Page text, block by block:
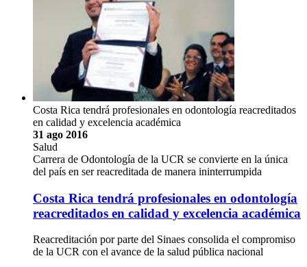
Costa Rica tendrá profesionales en odontología reacreditados
en calidad y excelencia académica
31 ago 2016
Salud
Carrera de Odontología de la UCR se convierte en la única
del país en ser reacreditada de manera ininterrumpida
Costa Rica tendrá profesionales en odontología
reacreditados en calidad y excelencia académica
Reacreditación por parte del Sinaes consolida el compromiso
de la UCR con el avance de la salud pública nacional